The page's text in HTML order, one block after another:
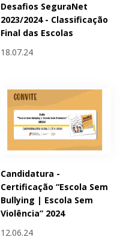
Desafios SeguraNet
2023/2024 - Classificação
Final das Escolas
18.07.24
Candidatura -
Certificação “Escola Sem
Bullying | Escola Sem
Violência” 2024
12.06.24